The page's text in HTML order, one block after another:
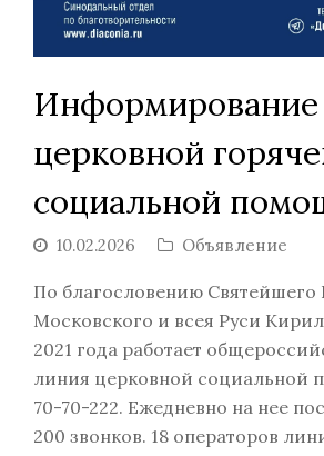
Информирование
церковной
социальной
10.02.2026 Объявление
По благословению Святейшего
Московского и всея Руси
2021 года работает
линия церковной социальной
70-70-222. Ежедневно на нее
200 звонков. 18 операторов